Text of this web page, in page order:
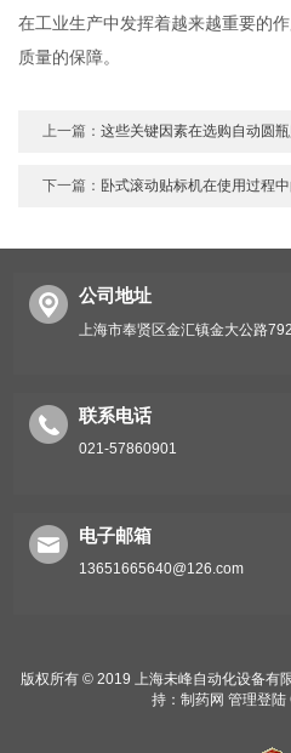
在工业生产中发挥着越来越重要的
质量的保障。
上一篇：这些关键因素在选购自动圆
下一篇： 卧式滚动贴标机在使用过程
公司地址
上海市奉贤区金汇镇金大公路
联系电话
021-57860901
电子邮箱
13651665640@126.com
版权所有 © 2019 上海未峰自动化设备有
持： 制药网 管理登陆